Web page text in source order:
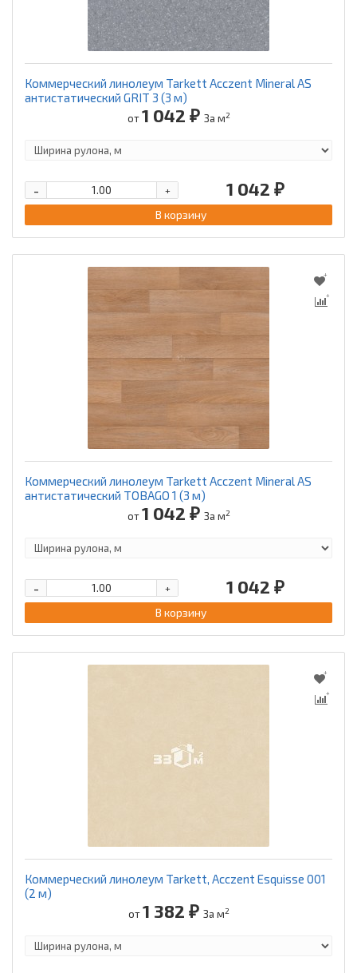
Коммерческий линолеум Tarkett Acczent Mineral AS
антистатический GRIT 3 (3 м)
от1 042 ₽ За м2
1 042 ₽
+
-
В корзину
Коммерческий линолеум Tarkett Acczent Mineral AS
антистатический TOBAGO 1 (3 м)
от1 042 ₽ За м2
1 042 ₽
+
-
В корзину
Коммерческий линолеум Tarkett, Acczent Esquisse 001
(2 м)
от1 382 ₽ За м2